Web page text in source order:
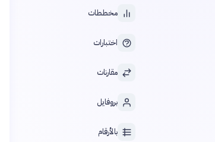
مخططات
اختبارات
مقارنات
بروفايل
بالأرقام